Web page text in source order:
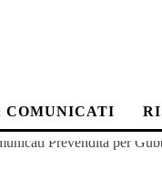
COMUNICATI
Prevendita per